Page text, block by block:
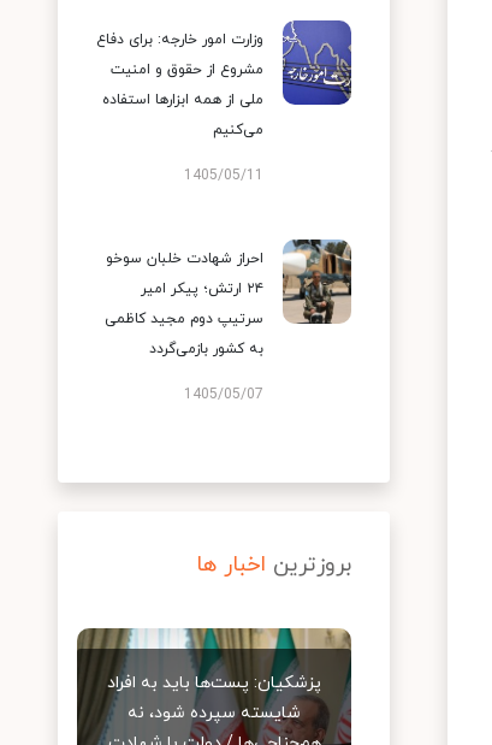
وزارت امور خارجه: برای دفاع
مشروع از حقوق و امنیت
ملی از همه ابزارها استفاده
می‌کنیم
1405/05/11
احراز شهادت خلبان سوخو
۲۴ ارتش؛ پیکر امیر
سرتیپ دوم مجید کاظمی
به کشور بازمی‌گردد
1405/05/07
بروزترین اخبار ها
پزشکیان: پست‌ها باید به افراد
شایسته سپرده شود، نه